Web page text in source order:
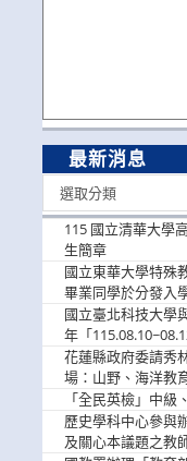
最新消息
選取分類
115 國立清華大學
生簡章
國立東華大學特殊
畢業同學於分發入
國立臺北科技大學
年「
歡迎學生踴躍報名
花蓮縣政府委請秀
場：山野、海洋教
參加
「全民英檢」中
歷史學科中心參與
及關心本議題之教